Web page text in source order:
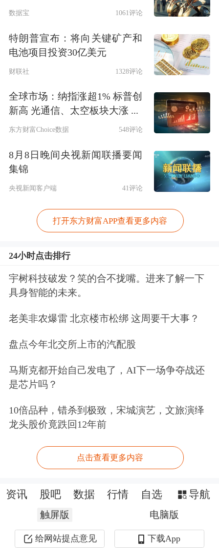
固拓展经济稳中向好势头。
在利率方面，会议继续建议强化央行政
策利率引导，完善市场化利率形成传导
用，加强利率政策执行和监督。另外，
要规范信贷市场经营行为，降低融资中
行。
围绕债券市场运行，会议继续建议从宏
观审慎的角度观察、评估债市运行情
况，关注长期收益率的变化。
围绕外汇市场运行，会议继续强调增强
外汇市场韧性，稳定市场预期，保持人
民币汇率在合理均衡水平上的基本稳
定。
会议重申，要维护金融市场平稳运行，
提出要切实推进金融高水平双向开放，
提高开放条件下经济金融管理能力和风
险防控能力。
会的总体基调。市场机构认为，在流动
货币政策向物价等最终目标传导取决于
居民和企业是否愿意增加融资、扩大支
出和投资，这需要财政、货币、产业等
数据宝 1061评论
特朗普宣布：将向关键矿产和
电池项目投资30亿美元
财联社 1328评论
全球市场：纳指涨超1% 标普创
新高 光通信、太空板块大涨 ...
东方财富Choice数据 548评论
8月8日晚间央视新闻联播要闻
集锦
央视新闻客户端 41评论
打开东方财富APP查看更多内容
24小时点击排行
宇树科技破发？笑的合不拢嘴。进来了解一下
具身智能的未来。
老美非农爆雷 北京楼市松绑 这周要干大事？
盘点今年北交所上市的汽配股
马斯克都开始自己发电了，AI下一场争夺战还
是芯片吗？
10倍品种，错杀到极致，宋城演艺，文旅演绎
龙头股价竟跌回12年前
点击查看更多内容
资讯 股吧 数据 行情 自选 导航
触屏版 电脑版
给网站提点意见 下载App